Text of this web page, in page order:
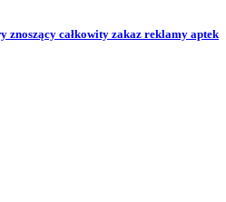
znoszący całkowity zakaz reklamy aptek